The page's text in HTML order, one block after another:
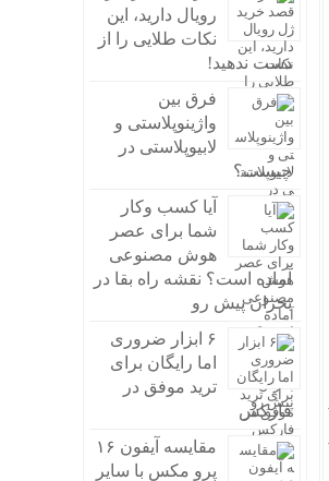
رویال دارید، این
نکات طلایی را از
دست ندهید!
فرق بین
واژینوپلاستی و
لابیوپلاستی در
چیست؟
آیا کسب وکار
شما برای عصر
هوش مصنوعی
آماده است؟ نقشه راه بقا در
بحران پیش رو
۶ ابزار ضروری
اما رایگان برای
ترید موفق در
فارکس
مقایسه آیفون ۱۶
پرو مکس با سایر